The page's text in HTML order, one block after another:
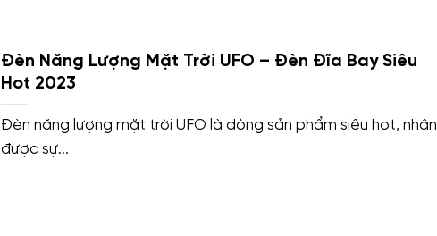
Đèn Năng Lượng Mặt Trời UFO – Đèn Đĩa Bay Siêu
Hot 2023
Đèn năng lượng mặt trời UFO là dòng sản phẩm siêu hot, nhận
được sự...